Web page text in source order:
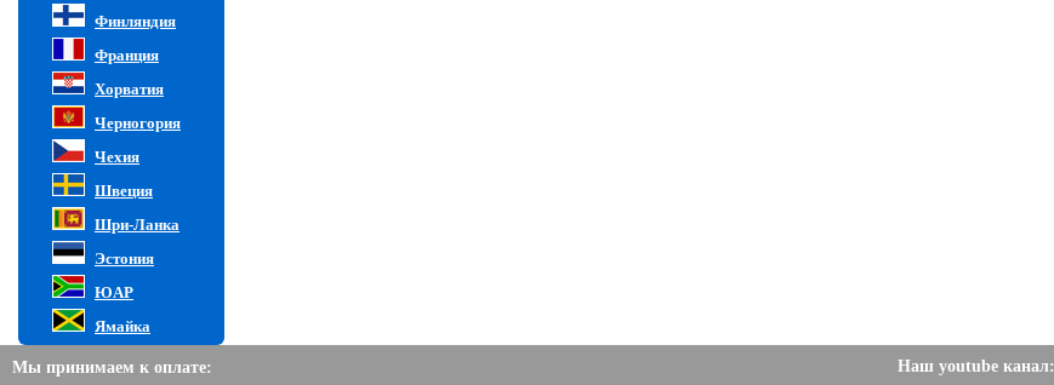
Финляндия
Франция
Хорватия
Черногория
Чехия
Швеция
Шри-Ланка
Эстония
ЮАР
Ямайка
Мы принимаем к оплате: Наш youtube канал: